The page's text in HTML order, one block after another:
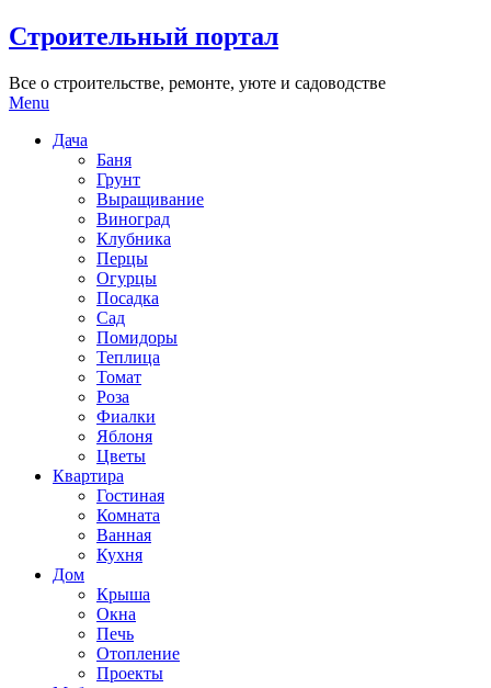
Skip
to
Строительный портал
Все о строительстве, ремонте, уюте и садоводстве
Menu
Дача
Баня
Грунт
Выращивание
Виноград
Клубника
Перцы
Огурцы
Посадка
Сад
Помидоры
Теплица
Томат
Роза
Фиалки
Яблоня
Цветы
Квартира
Гостиная
Комната
Ванная
Кухня
Дом
Крыша
Окна
Печь
Отопление
Проекты